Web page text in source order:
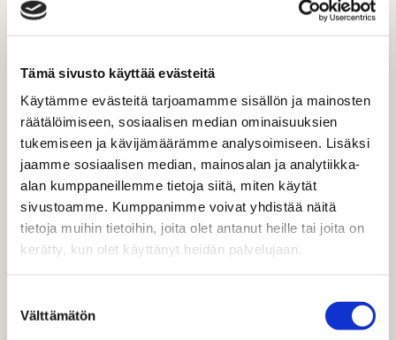
Tämä sivusto käyttää evästeitä
Käytämme evästeitä tarjoamamme sisällön ja mainosten
räätälöimiseen, sosiaalisen median ominaisuuksien
tukemiseen ja kävijämäärämme analysoimiseen. Lisäksi
jaamme sosiaalisen median, mainosalan ja analytiikka-
alan kumppaneillemme tietoja siitä, miten käytät
sivustoamme. Kumppanimme voivat yhdistää näitä
tietoja muihin tietoihin, joita olet antanut heille tai joita on
kerätty, kun olet käyttänyt heidän palvelujaan.
valinta
Välttämätön
BLOGI
Vaikuttajamarkkinoinnin trendit 2026
Lue, miten rakennat strategisella vaikuttajayhteistyöllä
pysyvämpää muistijälkeä ja ohjaat ostopäätöksiä
pitkälläkin aikavälillä. Vaikuttajamarkkinointi kasvoi
Suomessa…